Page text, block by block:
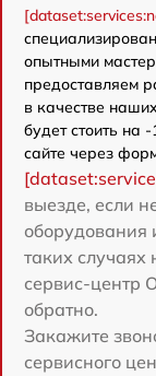
опытными
предоставляем
в качестве
будет стоить на
сайте через
выезде, если
оборудования
таких случаях
сервис-центр
обратно.
Закажите
сервисного